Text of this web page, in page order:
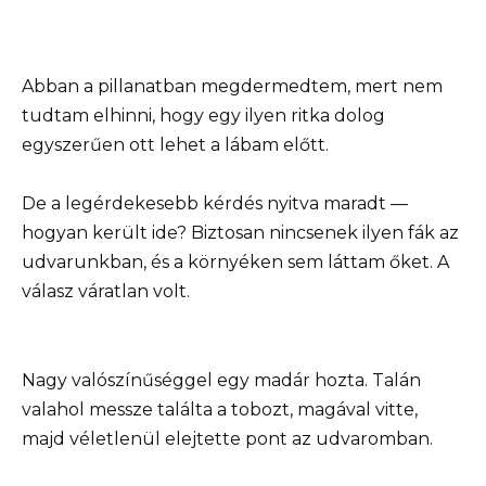
Abban a pillanatban megdermedtem, mert nem
tudtam elhinni, hogy egy ilyen ritka dolog
egyszerűen ott lehet a lábam előtt.
De a legérdekesebb kérdés nyitva maradt —
hogyan került ide? Biztosan nincsenek ilyen fák az
udvarunkban, és a környéken sem láttam őket. A
válasz váratlan volt.
Nagy valószínűséggel egy madár hozta. Talán
valahol messze találta a tobozt, magával vitte,
majd véletlenül elejtette pont az udvaromban.